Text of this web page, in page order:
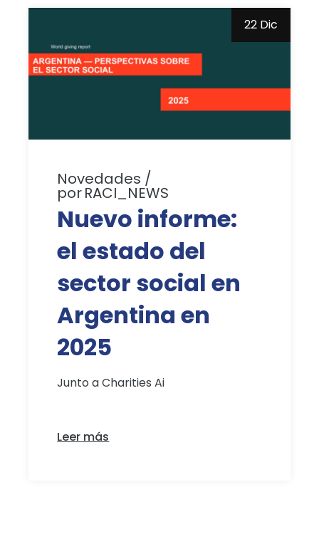
22 Dic
Novedades
porRACI_NEWS
Nuevo informe:
el estado del
sector social en
Argentina en
2025
Junto a Charities Ai
Leer más